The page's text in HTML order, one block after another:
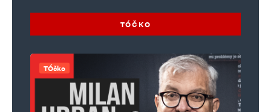
TÓČKO
TÓčko